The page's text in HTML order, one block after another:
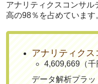
アナリティクスコンサル
高の98％を占めています
アナリティク
4,609,669（千
データ解析プラ